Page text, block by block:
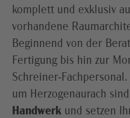
komplett und exklusiv
vorhandene
Beginnend von der
Fertigung bis hin zur
Schreiner-
um Herzogenaurach
Handwerk und setzen